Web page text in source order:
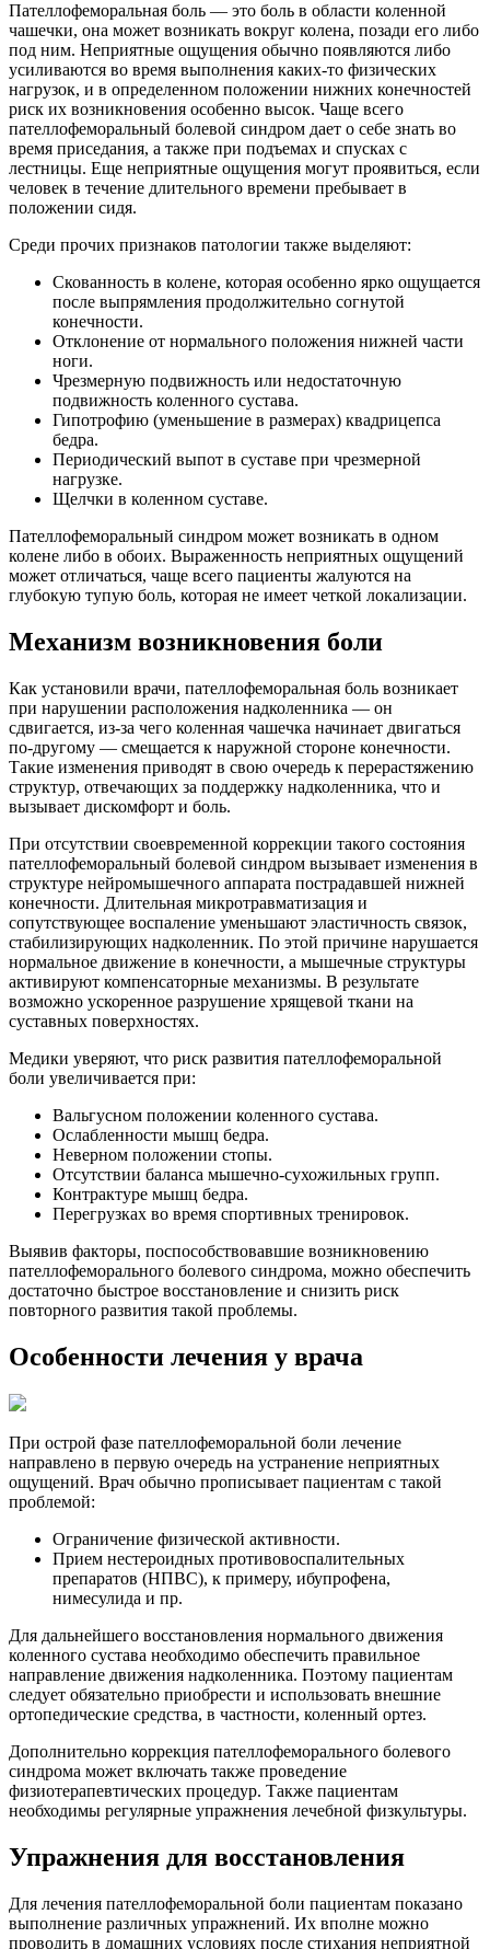
Пателлофеморальная боль — это боль в области коленной
чашечки, она может возникать вокруг колена, позади его либо
под ним. Неприятные ощущения обычно появляются либо
усиливаются во время выполнения каких-то физических
нагрузок, и в определенном положении нижних конечностей
риск их возникновения особенно высок. Чаще всего
пателлофеморальный болевой синдром дает о себе знать во
время приседания, а также при подъемах и спусках с
лестницы. Еще неприятные ощущения могут проявиться, если
человек в течение длительного времени пребывает в
положении сидя.
Среди прочих признаков патологии также выделяют:
Скованность в колене, которая особенно ярко ощущается
после выпрямления продолжительно согнутой
конечности.
Отклонение от нормального положения нижней части
ноги.
Чрезмерную подвижность или недостаточную
подвижность коленного сустава.
Гипотрофию (уменьшение в размерах) квадрицепса
бедра.
Периодический выпот в суставе при чрезмерной
нагрузке.
Щелчки в коленном суставе.
Пателлофеморальный синдром может возникать в одном
колене либо в обоих. Выраженность неприятных ощущений
может отличаться, чаще всего пациенты жалуются на
глубокую тупую боль, которая не имеет четкой локализации.
Механизм возникновения боли
Как установили врачи, пателлофеморальная боль возникает
при нарушении расположения надколенника — он
сдвигается, из-за чего коленная чашечка начинает двигаться
по-другому — смещается к наружной стороне конечности.
Такие изменения приводят в свою очередь к перерастяжению
структур, отвечающих за поддержку надколенника, что и
вызывает дискомфорт и боль.
При отсутствии своевременной коррекции такого состояния
пателлофеморальный болевой синдром вызывает изменения в
структуре нейромышечного аппарата пострадавшей нижней
конечности. Длительная микротравматизация и
сопутствующее воспаление уменьшают эластичность связок,
стабилизирующих надколенник. По этой причине нарушается
нормальное движение в конечности, а мышечные структуры
активируют компенсаторные механизмы. В результате
возможно ускоренное разрушение хрящевой ткани на
суставных поверхностях.
Медики уверяют, что риск развития пателлофеморальной
боли увеличивается при:
Вальгусном положении коленного сустава.
Ослабленности мышц бедра.
Неверном положении стопы.
Отсутствии баланса мышечно-сухожильных групп.
Контрактуре мышц бедра.
Перегрузках во время спортивных тренировок.
Выявив факторы, поспособствовавшие возникновению
пателлофеморального болевого синдрома, можно обеспечить
достаточно быстрое восстановление и снизить риск
повторного развития такой проблемы.
Особенности лечения у врача
При острой фазе пателлофеморальной боли лечение
направлено в первую очередь на устранение неприятных
ощущений. Врач обычно прописывает пациентам с такой
проблемой:
Ограничение физической активности.
Прием нестероидных противовоспалительных
препаратов (НПВС), к примеру, ибупрофена,
нимесулида и пр.
Для дальнейшего восстановления нормального движения
коленного сустава необходимо обеспечить правильное
направление движения надколенника. Поэтому пациентам
следует обязательно приобрести и использовать внешние
ортопедические средства, в частности, коленный ортез.
Дополнительно коррекция пателлофеморального болевого
синдрома может включать также проведение
физиотерапевтических процедур. Также пациентам
необходимы регулярные упражнения лечебной физкультуры.
Упражнения для восстановления
Для лечения пателлофеморальной боли пациентам показано
выполнение различных упражнений. Их вполне можно
проводить в домашних условиях после стихания неприятной